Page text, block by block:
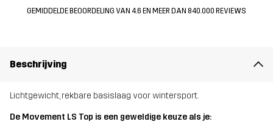
GEMIDDELDE BEOORDELING VAN 4.6 EN MEER DAN 840.000 REVIEWS
Beschrijving
Lichtgewicht, rekbare basislaag voor wintersport.
De Movement LS Top is een geweldige keuze als je: